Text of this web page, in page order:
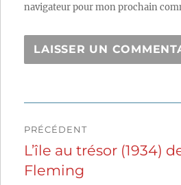
navigateur pour mon prochain
de
l’article
PRÉCÉDENT
Publication
précédente :
L’île au trésor (1934)
Fleming